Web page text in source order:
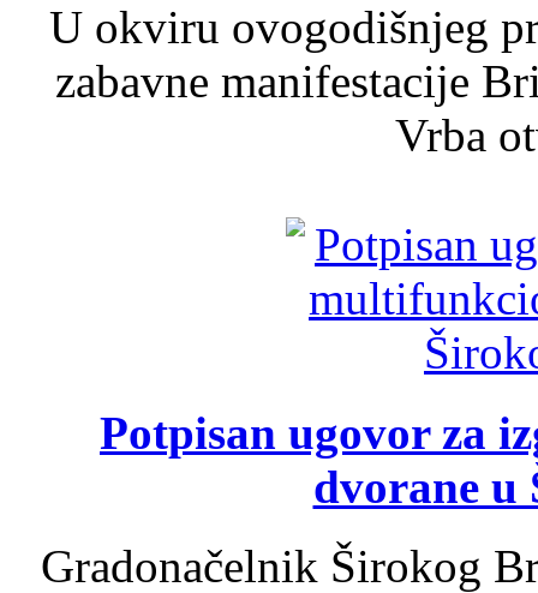
U okviru ovogodišnjeg
zabavne manifestacije
Vrba
Potpisan ugovor za
dvorane u
Gradonačelnik Širokog